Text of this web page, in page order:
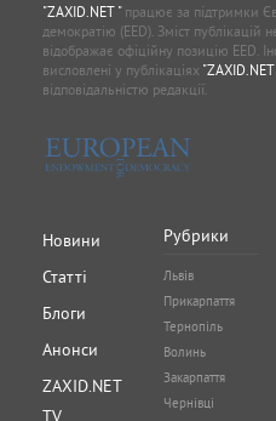
"ZAXID.NET "працює за підтримки
демократію (EED). Зміст публікацій
відображає офіційну позицію EED.
висловлені у публікаціях "ZAXID.NET
відповідальністю редакції.
Новини
Статті
Блоги
Анонси
ZAXID.NET
TV
Рубрики
Львів
Прикарпаття
Тернопіль
Волинь
Закарпаття
Чернівці